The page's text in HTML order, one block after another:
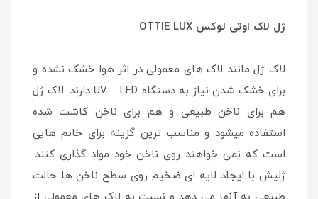
ژل لاک اوتی لوکس OTTIE LUX
لاک ژل مانند لاک های معمولی در اثر هوا خشک نشده و
برای خشک شدن نیاز به دستگاه UV – LED دارند. لاک ژل
هم برای ناخن طبیعی و هم برای ناخن کاشت شده
استفاده میشود و مناسب ترین گزینه برای خانم هایی
است که نمی خواهند روی ناخن خود مواد گذاری کنند.
ژلیش با ایجاد لایه ای ضخیم روی سطح ناخن ها حالت